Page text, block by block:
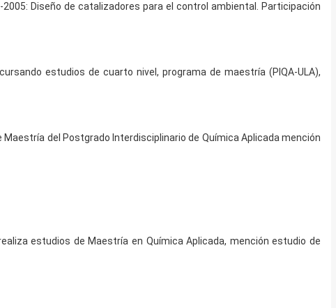
Diseño de catalizadores para el control ambiental. Participación
estudios de cuarto nivel, programa de maestría (PIQA-ULA),
del Postgrado Interdisciplinario de Química Aplicada mención
estudios de Maestría en Química Aplicada, mención estudio de